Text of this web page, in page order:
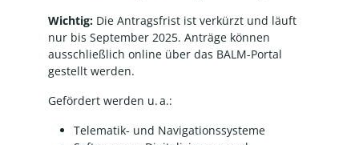
Wichtig: Die Antragsfrist ist verkürzt und läuft
nur bis September 2025. Anträge können
ausschließlich online über das BALM-Portal
gestellt werden.
Gefördert werden u. a.:
Telematik- und Navigationssysteme